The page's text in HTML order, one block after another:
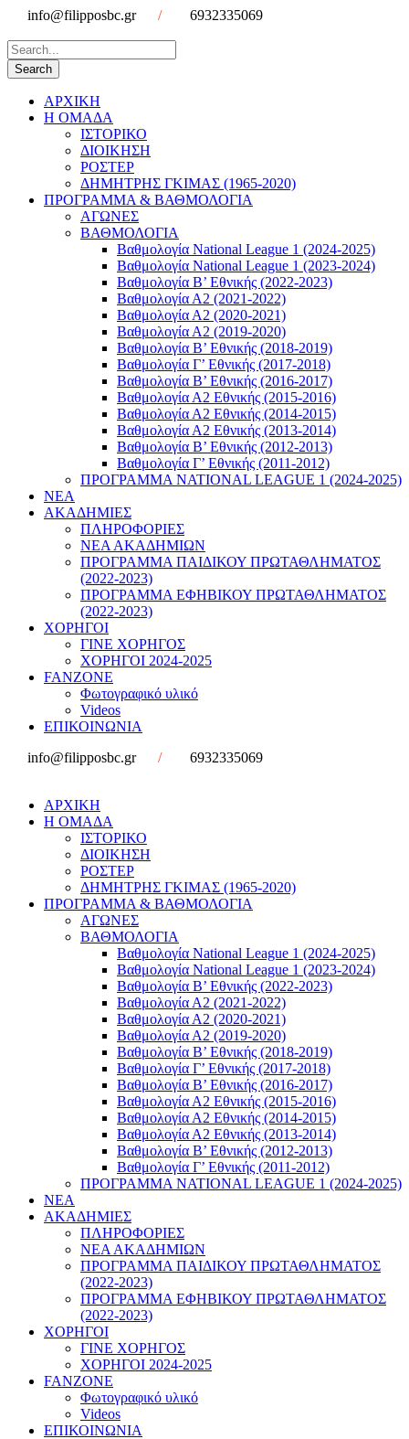
info@filipposbc.gr / 6932335069
ΑΡΧΙΚΗ
Η ΟΜΑΔΑ
ΙΣΤΟΡΙΚΟ
ΔΙΟΙΚΗΣΗ
ΡΟΣΤΕΡ
ΔΗΜΗΤΡΗΣ ΓΚΙΜΑΣ (1965-2020)
ΠΡΟΓΡΑΜΜΑ & ΒΑΘΜΟΛΟΓΙΑ
ΑΓΩΝΕΣ
ΒΑΘΜΟΛΟΓΙΑ
Βαθμολογία National League 1 (2024-2025)
Βαθμολογία National League 1 (2023-2024)
Βαθμολογία Β’ Εθνικής (2022-2023)
Βαθμολογία Α2 (2021-2022)
Βαθμολογία Α2 (2020-2021)
Βαθμολογία Α2 (2019-2020)
Βαθμολογία B’ Εθνικής (2018-2019)
Βαθμολογία Γ’ Εθνικής (2017-2018)
Βαθμολογία Β’ Εθνικής (2016-2017)
Βαθμολογία Α2 Εθνικής (2015-2016)
Βαθμολογία Α2 Εθνικής (2014-2015)
Βαθμολογία Α2 Εθνικής (2013-2014)
Βαθμολογία Β’ Εθνικής (2012-2013)
Βαθμολογία Γ’ Εθνικής (2011-2012)
ΠΡΟΓΡΑΜΜΑ NATIONAL LEAGUE 1 (2024-2025)
ΝΕΑ
ΑΚΑΔΗΜΙΕΣ
ΠΛΗΡΟΦΟΡΙΕΣ
ΝΕΑ ΑΚΑΔΗΜΙΩΝ
ΠΡΟΓΡΑΜΜΑ ΠΑΙΔΙΚΟΥ ΠΡΩΤΑΘΛΗΜΑΤΟΣ
(2022-2023)
ΠΡΟΓΡΑΜΜΑ ΕΦΗΒΙΚΟΥ ΠΡΩΤΑΘΛΗΜΑΤΟΣ
(2022-2023)
ΧΟΡΗΓΟΙ
ΓΙΝΕ ΧΟΡΗΓΟΣ
ΧΟΡΗΓΟΙ 2024-2025
FANZONE
Φωτογραφικό υλικό
Videos
ΕΠΙΚΟΙΝΩΝΙΑ
info@filipposbc.gr
/ 6932335069
ΑΡΧΙΚΗ
Η ΟΜΑΔΑ
ΙΣΤΟΡΙΚΟ
ΔΙΟΙΚΗΣΗ
ΡΟΣΤΕΡ
ΔΗΜΗΤΡΗΣ ΓΚΙΜΑΣ (1965-2020)
ΠΡΟΓΡΑΜΜΑ & ΒΑΘΜΟΛΟΓΙΑ
ΑΓΩΝΕΣ
ΒΑΘΜΟΛΟΓΙΑ
Βαθμολογία National League 1 (2024-2025)
Βαθμολογία National League 1 (2023-2024)
Βαθμολογία Β’ Εθνικής (2022-2023)
Βαθμολογία Α2 (2021-2022)
Βαθμολογία Α2 (2020-2021)
Βαθμολογία Α2 (2019-2020)
Βαθμολογία B’ Εθνικής (2018-2019)
Βαθμολογία Γ’ Εθνικής (2017-2018)
Βαθμολογία Β’ Εθνικής (2016-2017)
Βαθμολογία Α2 Εθνικής (2015-2016)
Βαθμολογία Α2 Εθνικής (2014-2015)
Βαθμολογία Α2 Εθνικής (2013-2014)
Βαθμολογία Β’ Εθνικής (2012-2013)
Βαθμολογία Γ’ Εθνικής (2011-2012)
ΠΡΟΓΡΑΜΜΑ NATIONAL LEAGUE 1 (2024-2025)
ΝΕΑ
ΑΚΑΔΗΜΙΕΣ
ΠΛΗΡΟΦΟΡΙΕΣ
ΝΕΑ ΑΚΑΔΗΜΙΩΝ
ΠΡΟΓΡΑΜΜΑ ΠΑΙΔΙΚΟΥ ΠΡΩΤΑΘΛΗΜΑΤΟΣ
(2022-2023)
ΠΡΟΓΡΑΜΜΑ ΕΦΗΒΙΚΟΥ ΠΡΩΤΑΘΛΗΜΑΤΟΣ
(2022-2023)
ΧΟΡΗΓΟΙ
ΓΙΝΕ ΧΟΡΗΓΟΣ
ΧΟΡΗΓΟΙ 2024-2025
FANZONE
Φωτογραφικό υλικό
Videos
ΕΠΙΚΟΙΝΩΝΙΑ